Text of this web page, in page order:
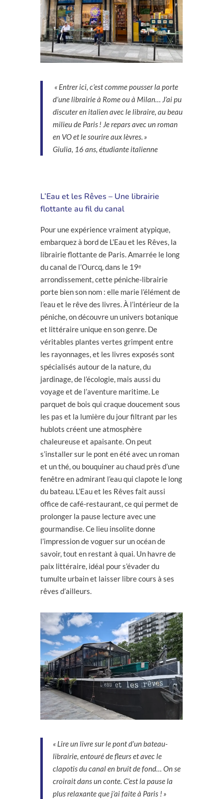
« Entrer ici, c’est comme pousser la porte
d’une librairie à Rome ou à Milan… J’ai pu
discuter en italien avec le libraire, au beau
milieu de Paris ! Je repars avec un roman
en VO et le sourire aux lèvres. »
Giulia, 16 ans, étudiante italienne
L’Eau et les Rêves – Une librairie
flottante au fil du canal
Pour une expérience vraiment atypique,
embarquez à bord de L’Eau et les Rêves, la
librairie flottante de Paris. Amarrée le long
du canal de l’Ourcq, dans le 19ᵉ
arrondissement, cette péniche-librairie
porte bien son nom : elle marie l’élément de
l’eau et le rêve des livres. À l’intérieur de la
péniche, on découvre un univers botanique
et littéraire unique en son genre. De
véritables plantes vertes grimpent entre
les rayonnages, et les livres exposés sont
spécialisés autour de la nature, du
jardinage, de l’écologie, mais aussi du
voyage et de l’aventure maritime. Le
parquet de bois qui craque doucement sous
les pas et la lumière du jour filtrant par les
hublots créent une atmosphère
chaleureuse et apaisante. On peut
s’installer sur le pont en été avec un roman
et un thé, ou bouquiner au chaud près d’une
fenêtre en admirant l’eau qui clapote le long
du bateau. L’Eau et les Rêves fait aussi
office de café-restaurant, ce qui permet de
prolonger la pause lecture avec une
gourmandise. Ce lieu insolite donne
l’impression de voguer sur un océan de
savoir, tout en restant à quai. Un havre de
paix littéraire, idéal pour s’évader du
tumulte urbain et laisser libre cours à ses
rêves d’ailleurs.
« Lire un livre sur le pont d’un bateau-
librairie, entouré de fleurs et avec le
clapotis du canal en bruit de fond… On se
croirait dans un conte. C’est la pause la
plus relaxante que j’ai faite à Paris ! »